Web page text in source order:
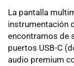
La pantalla
instrumentación
encontramos de
puertos USB-C
audio premium